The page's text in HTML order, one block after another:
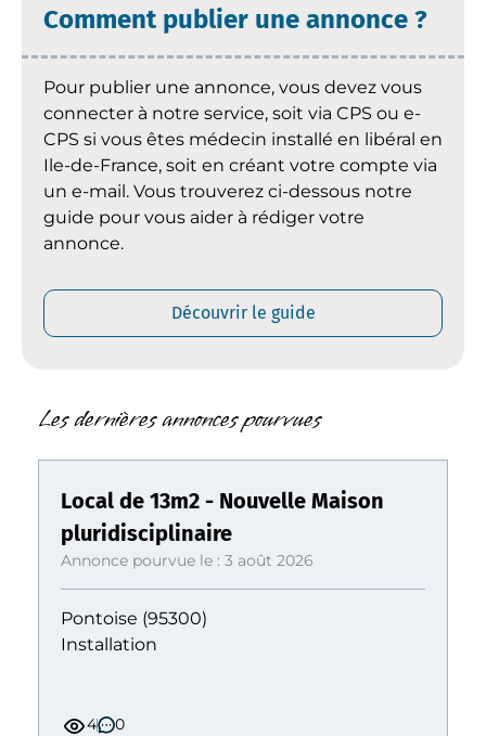
Comment publier une annonce ?
Pour publier une annonce, vous devez vous
connecter à notre service, soit via CPS ou e-
CPS si vous êtes médecin installé en libéral en
Ile-de-France, soit en créant votre compte via
un e-mail. Vous trouverez ci-dessous notre
guide pour vous aider à rédiger votre
annonce.
Découvrir le guide
Les dernières annonces pourvues
Local de 13m2 - Nouvelle Maison
pluridisciplinaire
Annonce pourvue le : 3 août 2026
Pontoise (95300)
Installation
4 0